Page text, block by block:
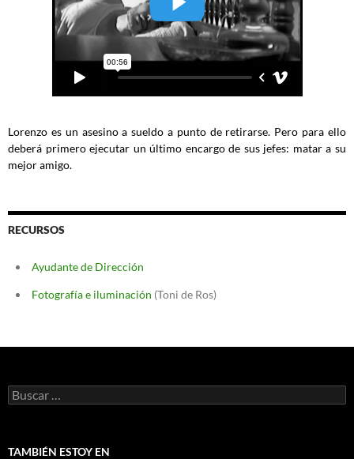
Lorenzo es un asesino a sueldo a punto de retirarse. Pero para ello
deberá primero ejecutar un último encargo de sus jefes: matar a su
mejor amigo.
RECURSOS
Ayudante de Dirección
Fotografía e iluminación (Toni de Ros)
Buscar:
TAMBIÉN ESTOY EN